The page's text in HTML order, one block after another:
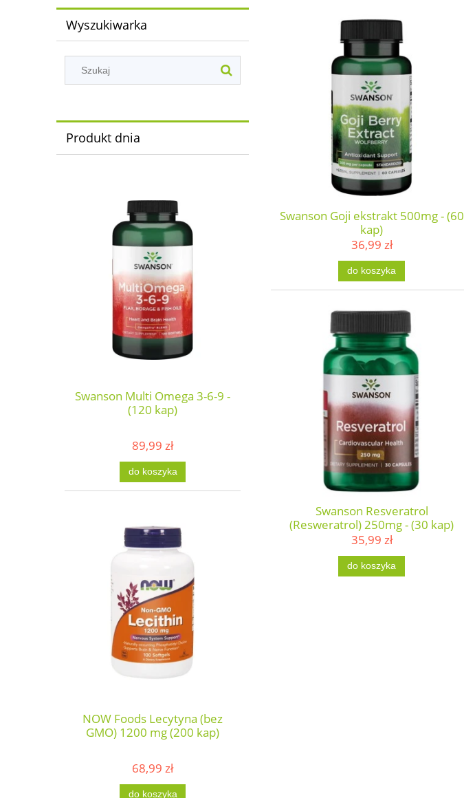
Wyszukiwarka
Produkt dnia
Swanson Multi Omega 3-6-9 -
(120 kap)
89,99 zł
do koszyka
NOW Foods Lecytyna (bez
GMO) 1200 mg (200 kap)
68,99 zł
do koszyka
Swanson Goji ekstrakt 500mg - (60
kap)
36,99 zł
do koszyka
Swanson Resveratrol
(Resweratrol) 250mg - (30 kap)
35,99 zł
do koszyka